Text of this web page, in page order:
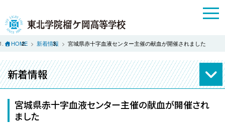
HOME 新着情報 宮城県赤十字血液センター主催の献血が開催されました
新着情報
宮城県赤十字血液センター主催の献血が開催され
ました